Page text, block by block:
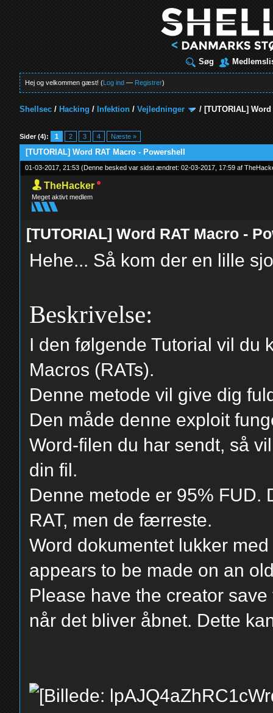
Søg
Hej og velkommen gæst! (Log ind — Registrer)
Shellsec / Hacking / Infektion /Vejledninger / [TUTORIAL]
Sider (4): 1 2 3 4 Næste »
[TUTORIAL] Word RAT Macro - Powershell
01-03-2017, 21:53(Denne besked var sidst ændret: 02-03-2017, 17:59 af
TheHacker
Meget aktivt medlem
[TUTORIAL] Word RAT Macro -
Hehe... Så kom der en lille
Beskrivelse:
I den følgende Tutorial vil du
Macros (RATs).
Denne metode vil give dig
Den måde denne exploit
Word-filen du har sendt, så
din fil.
Denne metode er 95% FUD.
RAT, men de færreste.
Word dokumentet lukker
appears to be made on an
Please have the creator
når det bliver åbnet. Dette